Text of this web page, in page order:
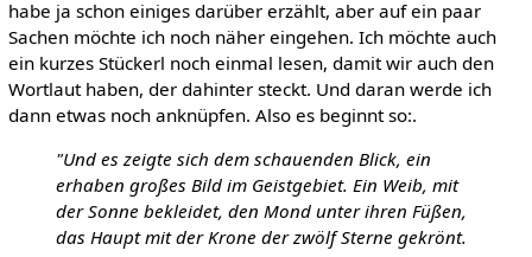
habe ja schon einiges darüber erzählt, aber auf ein paar
Sachen möchte ich noch näher eingehen. Ich möchte auch
ein kurzes Stückerl noch einmal lesen, damit wir auch den
Wortlaut haben, der dahinter steckt. Und daran werde ich
dann etwas noch anknüpfen. Also es beginnt so:.
"Und es zeigte sich dem schauenden Blick, ein
erhaben großes Bild im Geistgebiet. Ein Weib, mit
der Sonne bekleidet, den Mond unter ihren Füßen,
das Haupt mit der Krone der zwölf Sterne gekrönt.